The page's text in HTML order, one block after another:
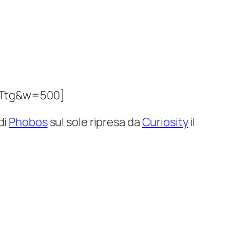
Phobossul sole ripresa daCuriosityil